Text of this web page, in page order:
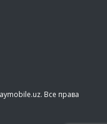
Все права